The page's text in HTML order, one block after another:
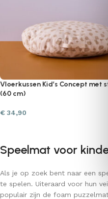
Vloerkussen Kid’s Concept met
(60 cm)
€ 34,90
Speelmat voor
Als je op zoek bent naar een
te spelen. Uiteraard voor hun
populair zijn de foam